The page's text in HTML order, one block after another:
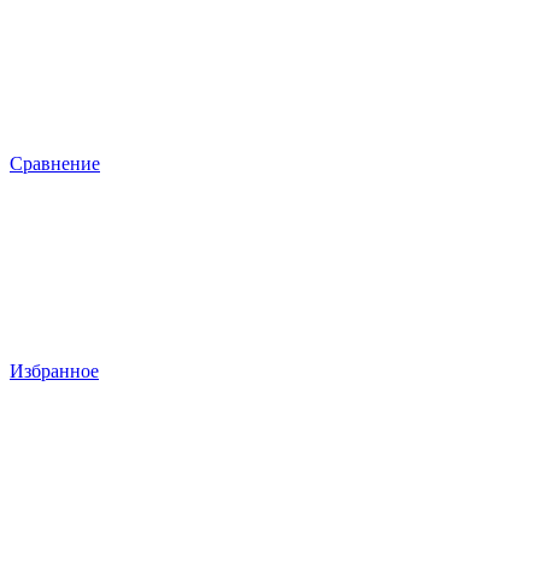
Сравнение
Избранное